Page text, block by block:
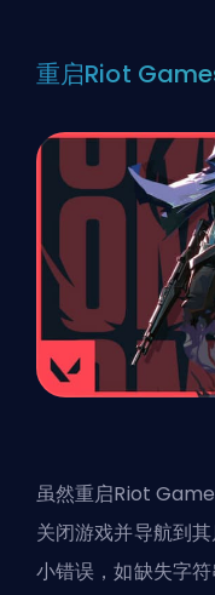
重启Riot
虽然重启Riot
关闭游戏并导航到
小错误，如缺失字